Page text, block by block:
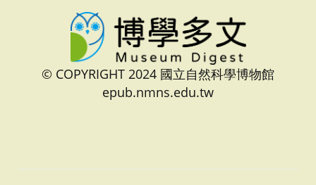
© COPYRIGHT 2024 國立自然科學博物館
epub.nmns.edu.tw